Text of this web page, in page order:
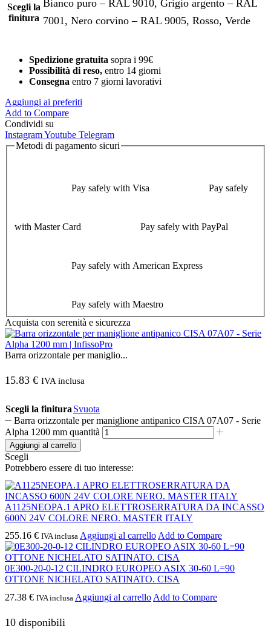
Scegli la
finitura
Bianco puro – RAL 9010, Grigio argento – RAL
7001, Nero corvino – RAL 9005, Rosso, Verde
Spedizione gratuita sopra i 99€
Possibilità di reso, entro 14 giorni
Consegna entro 7 giorni lavorativi
Aggiungi ai preferiti
Add to Compare
Condividi su
InstagramYoutube Telegram
Metodi di pagamento sicuri
Pay safely with Visa Pay safely
with Master Card Pay safely with PayPal
Pay safely with American Express
Pay safely with Maestro
Acquista con serenità e sicurezza
Barra orizzontale per maniglio...
15.83 € IVA inclusa
Scegli la finitura Svuota
Barra orizzontale per maniglione antipanico CISA 07A07 - Serie
Alpha 1200 mm quantità
Aggiungi al carrello
Scegli
Potrebbero essere di tuo interesse:
A1125NEOPA.1 APRO ELETTROSERRATURA DA INCASSO
600N 24V COLORE NERO. MASTER ITALY
255.16 € IVA inclusa Aggiungi al carrelloAdd to Compare
0E300-20-0-12 CILINDRO EUROPEO ASIX 30-60 L=90
OTTONE NICHELATO SATINATO. CISA
27.38 € IVA inclusa Aggiungi al carrello Add to Compare
10 disponibili